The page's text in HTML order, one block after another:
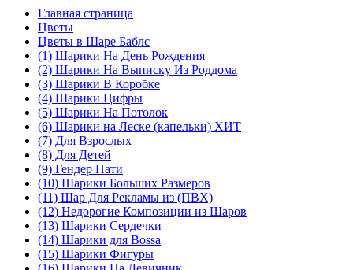
Главная страница
Цветы
Цветы в Шаре Баблс
(1) Шарики На День Рождения
(2) Шарики На Выписку Из Роддома
(3) Шарики В Коробке
(4) Шарики Цифры
(5) Шарики На Потолок
(6) Шарики на Леске (капельки) ХИТ
(7) Для Взрослых
(8) Для Детей
(9) Гендер Пати
(10) Шарики Больших Размеров
(11) Шар Для Рекламы из (ПВХ)
(12) Недорогие Композиции из Шаров
(13) Шарики Сердечки
(14) Шарики для Воssa
(15) Шарики Фигуры